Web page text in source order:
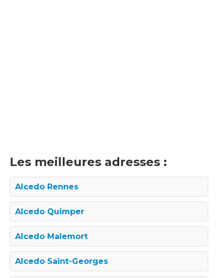
Les meilleures adresses :
Alcedo Rennes
Alcedo Quimper
Alcedo Malemort
Alcedo Saint-Georges